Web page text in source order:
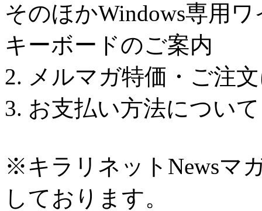
そのほかWindows専用
キーボードのご案内
2. メルマガ特価・ご注
3. お支払い方法について
※キラリネットNewsマ
しております。